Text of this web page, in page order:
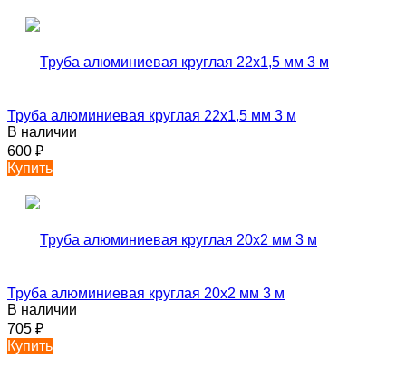
Труба алюминиевая круглая 22х1,5 мм 3 м
В наличии
600 ₽
Купить
Труба алюминиевая круглая 20х2 мм 3 м
В наличии
705 ₽
Купить